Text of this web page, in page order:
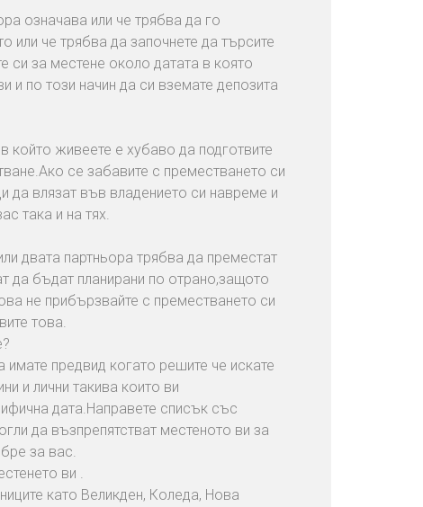
означава или че трябва да го
или че трябва да започнете да търсите
си за местене около датата в която
и по този начин да си вземате депозита
който живеете е хубаво да подготвите
се забавите с преместването си
да влязат във владението си навреме и
така и на тях.
двата партньора трябва да преместат
да бъдат планирани по отрано,защото
не прибързвайте с преместването си
това.
предвид когато решите че искате
и лични такива които ви
дата.Направете списък със
да възпрепятстват местеното ви за
за вас.
ви .
като Великден, Коледа, Нова